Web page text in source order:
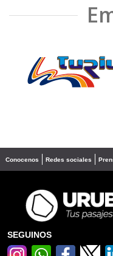
❮
Conocenos Redes sociales
SEGUINOS